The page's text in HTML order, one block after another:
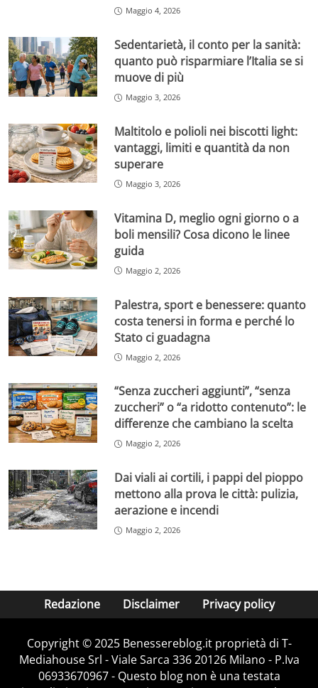
Maggio 4, 2026
Sedentarietà, il conto per la sanità:
quanto può risparmiare l’Italia se si
muove di più
Maggio 3, 2026
Maltitolo e polioli nei biscotti light:
vantaggi, limiti e quantità da non
superare
Maggio 3, 2026
Vitamina D, meglio ogni giorno o a
boli mensili? Cosa dicono le linee
guida
Maggio 2, 2026
Palestra, sport e benessere: quanto
costa tenersi in forma e perché lo
Stato ci guadagna
Maggio 2, 2026
“Senza zuccheri aggiunti”, “senza
zuccheri” o “a ridotto contenuto”: le
differenze che cambiano la scelta
Maggio 2, 2026
Dai viali ai cortili, i pappi del pioppo
mettono alla prova le città: pulizia,
aerazione e incendi
Maggio 2, 2026
Redazione Disclaimer Privacy policy
Copyright © 2025 Benessereblog.it proprietà di T-
Mediahouse Srl - Viale Sarca 336 20126 Milano - P.Iva
06933670967 - Questo blog non è una testata